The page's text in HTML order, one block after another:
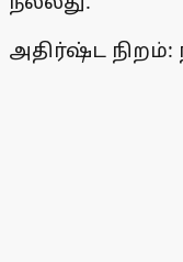
அதிர்ஷ்ட